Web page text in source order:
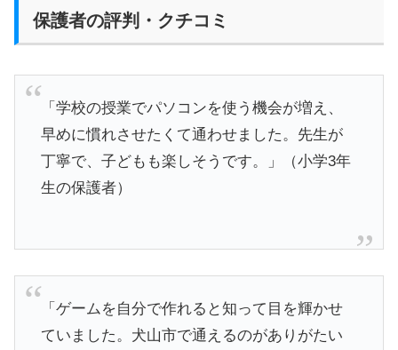
保護者の評判・クチコミ
「学校の授業でパソコンを使う機会が増え、
早めに慣れさせたくて通わせました。先生が
丁寧で、子どもも楽しそうです。」（小学3年
生の保護者）
「ゲームを自分で作れると知って目を輝かせ
ていました。犬山市で通えるのがありがたい